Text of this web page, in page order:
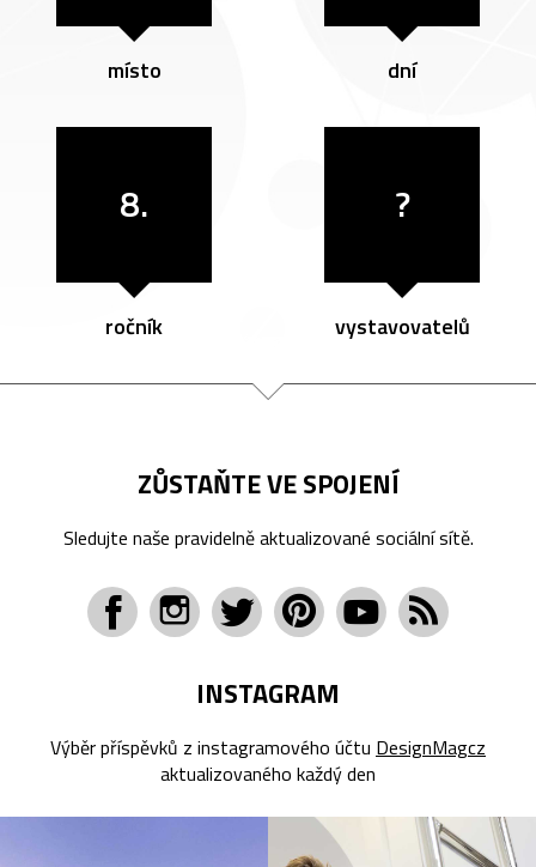
místo dní
8.
ročník
?
vystavovatelů
ZŮSTAŇTE VE SPOJENÍ
Sledujte naše pravidelně aktualizované sociální sítě.
INSTAGRAM
Výběr příspěvků z instagramového účtu DesignMagcz
aktualizovaného každý den